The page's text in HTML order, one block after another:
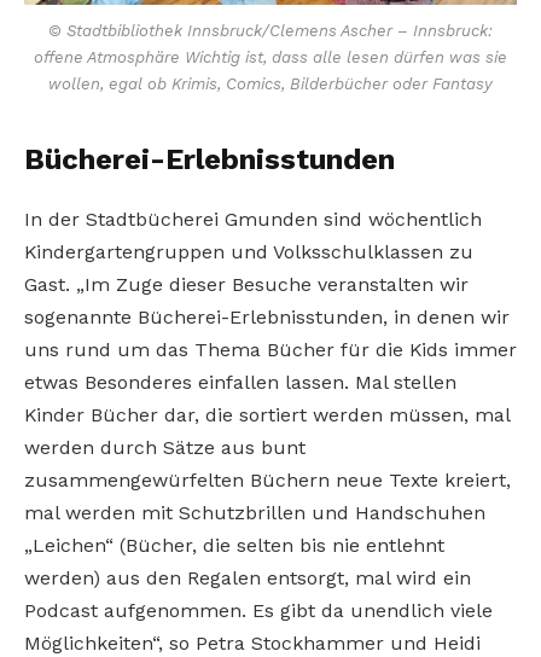
© Stadtbibliothek Innsbruck/Clemens Ascher – Innsbruck:
offene Atmosphäre Wichtig ist, dass alle lesen dürfen was sie
wollen, egal ob Krimis, Comics, Bilderbücher oder Fantasy
Bücherei-Erlebnisstunden
In der Stadtbücherei Gmunden sind wöchentlich
Kindergartengruppen und Volksschulklassen zu
Gast. „Im Zuge dieser Besuche veranstalten wir
sogenannte Bücherei-Erlebnisstunden, in denen wir
uns rund um das Thema Bücher für die Kids immer
etwas Besonderes einfallen lassen. Mal stellen
Kinder Bücher dar, die sortiert werden müssen, mal
werden durch Sätze aus bunt
zusammengewürfelten Büchern neue Texte kreiert,
mal werden mit Schutzbrillen und Handschuhen
„Leichen“ (Bücher, die selten bis nie entlehnt
werden) aus den Regalen entsorgt, mal wird ein
Podcast aufgenommen. Es gibt da unendlich viele
Möglichkeiten“, so Petra Stockhammer und Heidi